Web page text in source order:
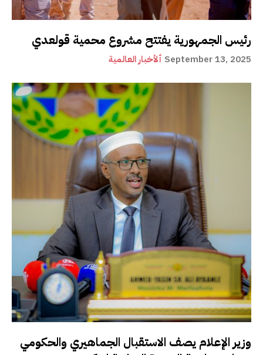
رئيس الجمهورية يفتتح مشروع محمية قولعدي
ألأخبار العالمية September 13, 2025
وزير الإعلام يصف الاستقبال الجماهيري والحكومي